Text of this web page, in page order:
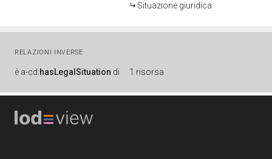
Situazione giuridica
RELAZIONI INVERSE
è a-cd:hasLegalSituation di 1 risorsa